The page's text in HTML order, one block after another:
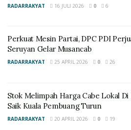
Sementara itu, air yang
Yasin atau Burdah. Mayang
bagus berisi serta hampir
dengan makna harapan
(jib)
RADARRAKYAT 16 JULI 2026 0 6
Perkuat Mesin Partai, DPC PDI
Seruyan Gelar Musancab
RADARRAKYAT 25 APRIL 2026 0 26
Stok Melimpah Harga Cabe Lokal Di
Saik Kuala Pembuang Turun
RADARRAKYAT 20 APRIL 2026 0 19